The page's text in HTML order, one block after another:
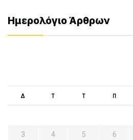
Ημερολόγιο Άρθρων
Δ Τ Τ Π
3 4 5 6